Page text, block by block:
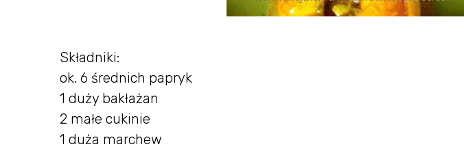
Składniki:
ok. 6 średnich papryk
1 duży bakłażan
2 małe cukinie
1 duża marchew